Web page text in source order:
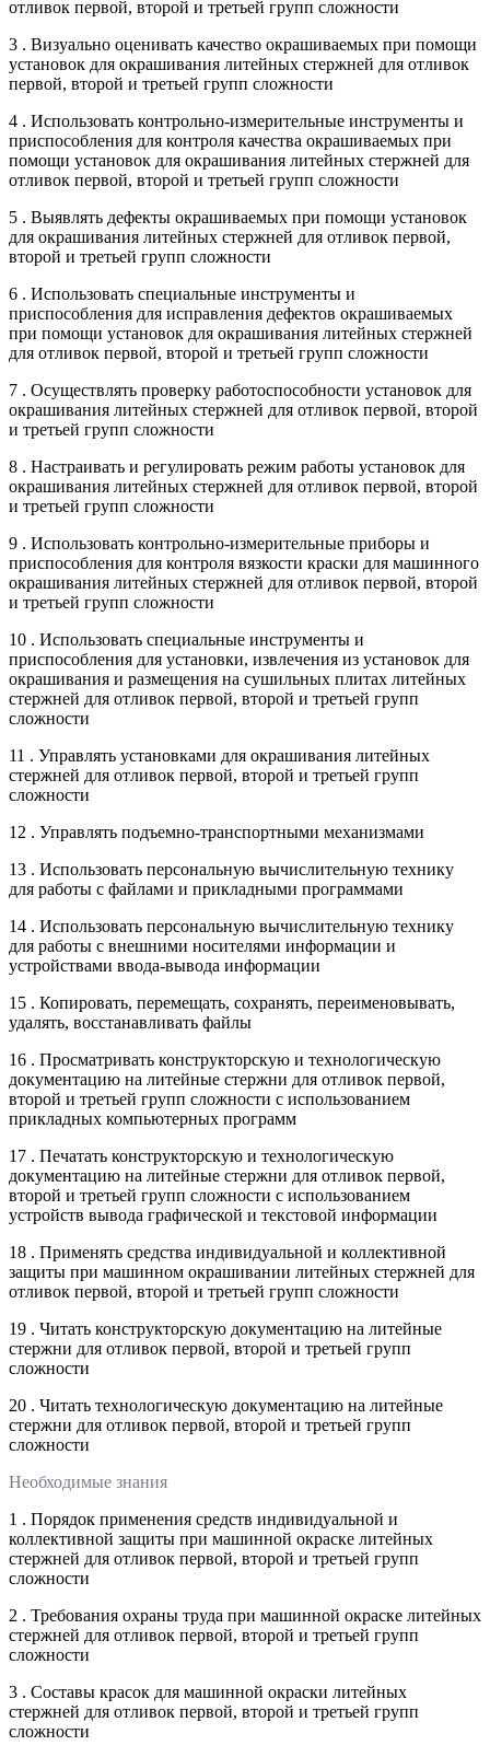
отливок первой, второй и третьей групп сложности
3 . Визуально оценивать качество окрашиваемых при помощи
установок для окрашивания литейных стержней для отливок
первой, второй и третьей групп сложности
4 . Использовать контрольно-измерительные инструменты и
приспособления для контроля качества окрашиваемых при
помощи установок для окрашивания литейных стержней для
отливок первой, второй и третьей групп сложности
5 . Выявлять дефекты окрашиваемых при помощи установок
для окрашивания литейных стержней для отливок первой,
второй и третьей групп сложности
6 . Использовать специальные инструменты и
приспособления для исправления дефектов окрашиваемых
при помощи установок для окрашивания литейных стержней
для отливок первой, второй и третьей групп сложности
7 . Осуществлять проверку работоспособности установок для
окрашивания литейных стержней для отливок первой, второй
и третьей групп сложности
8 . Настраивать и регулировать режим работы установок для
окрашивания литейных стержней для отливок первой, второй
и третьей групп сложности
9 . Использовать контрольно-измерительные приборы и
приспособления для контроля вязкости краски для машинного
окрашивания литейных стержней для отливок первой, второй
и третьей групп сложности
10 . Использовать специальные инструменты и
приспособления для установки, извлечения из установок для
окрашивания и размещения на сушильных плитах литейных
стержней для отливок первой, второй и третьей групп
сложности
11 . Управлять установками для окрашивания литейных
стержней для отливок первой, второй и третьей групп
сложности
12 . Управлять подъемно-транспортными механизмами
13 . Использовать персональную вычислительную технику
для работы с файлами и прикладными программами
14 . Использовать персональную вычислительную технику
для работы с внешними носителями информации и
устройствами ввода-вывода информации
15 . Копировать, перемещать, сохранять, переименовывать,
удалять, восстанавливать файлы
16 . Просматривать конструкторскую и технологическую
документацию на литейные стержни для отливок первой,
второй и третьей групп сложности с использованием
прикладных компьютерных программ
17 . Печатать конструкторскую и технологическую
документацию на литейные стержни для отливок первой,
второй и третьей групп сложности с использованием
устройств вывода графической и текстовой информации
18 . Применять средства индивидуальной и коллективной
защиты при машинном окрашивании литейных стержней для
отливок первой, второй и третьей групп сложности
19 . Читать конструкторскую документацию на литейные
стержни для отливок первой, второй и третьей групп
сложности
20 . Читать технологическую документацию на литейные
стержни для отливок первой, второй и третьей групп
сложности
Необходимые знания
1 . Порядок применения средств индивидуальной и
коллективной защиты при машинной окраске литейных
стержней для отливок первой, второй и третьей групп
сложности
2 . Требования охраны труда при машинной окраске литейных
стержней для отливок первой, второй и третьей групп
сложности
3 . Составы красок для машинной окраски литейных
стержней для отливок первой, второй и третьей групп
сложности